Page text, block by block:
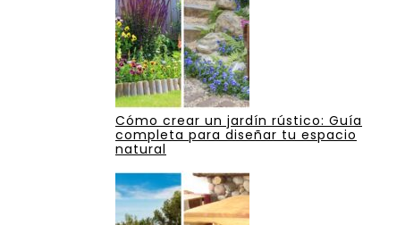
Cómo crear un jardín rústico: Guía
completa para diseñar tu espacio
natural